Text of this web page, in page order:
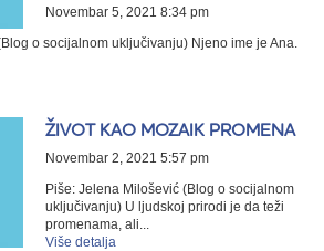
Novembar 5, 2021 8:34 pm
o socijalnom uključivanju) Njeno ime je Ana.
ŽIVOT KAO MOZAIK PROMENA
Novembar 2, 2021 5:57 pm
Piše: Jelena Milošević (Blog o socijalnom
uključivanju) U ljudskoj prirodi je da teži
promenama, ali...
Više detalja